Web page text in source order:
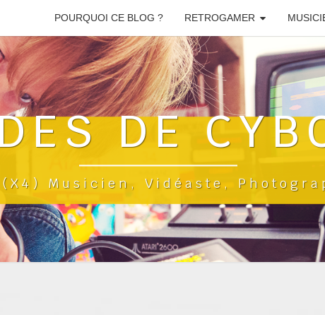
POURQUOI CE BLOG ? RETROGAMER
DE
Musicien, Vidéaste,